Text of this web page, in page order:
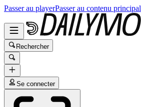
Passer au playerPasser au contenu principal
Rechercher
Se connecter